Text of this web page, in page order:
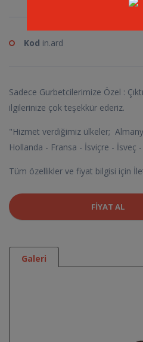
Kod in.ard
Sadece Gurbetcilerimize Özel :
ilgilerinize çok teşekkür ederiz.
"Hizmet verdiğimiz ülkeler;
Hollanda - Fransa - İsviçre - İsveç
Tüm özellikler ve fiyat bilgisi için
FIYAT AL
Galeri